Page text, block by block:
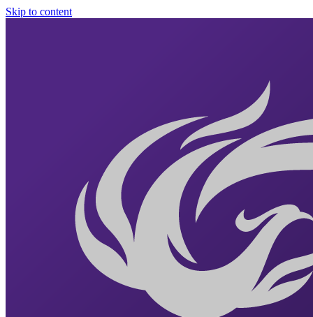
Skip to content